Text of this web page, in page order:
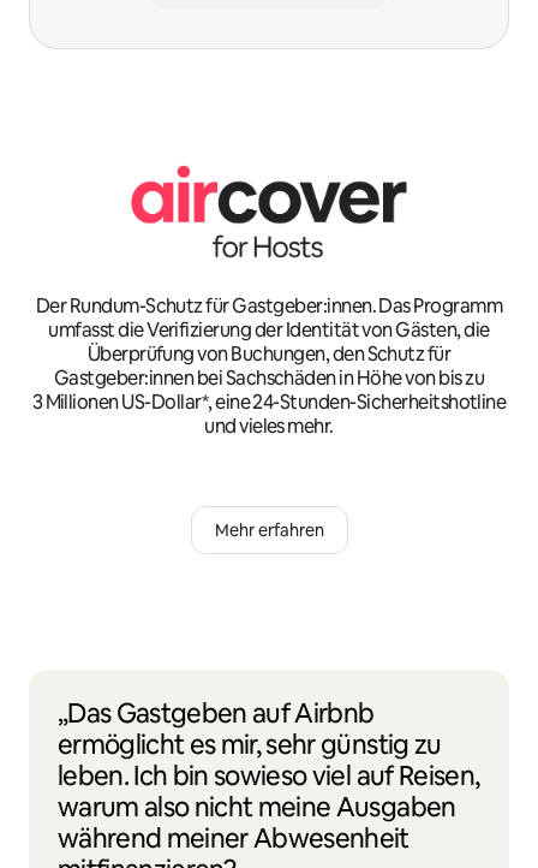
Der Rundum-Schutz für Gastgeber:innen. Das Programm
umfasst die Verifizierung der Identität von Gästen, die
Überprüfung von Buchungen, den Schutz für
Gastgeber:innen bei Sachschäden in Höhe von bis zu
3 Millionen US-Dollar*, eine 24-Stunden-Sicherheitshotline
und vieles mehr.
Mehr erfahren
„Das Gastgeben auf Airbnb
ermöglicht es mir, sehr günstig zu
leben. Ich bin sowieso viel auf Reisen,
warum also nicht meine Ausgaben
während meiner Abwesenheit